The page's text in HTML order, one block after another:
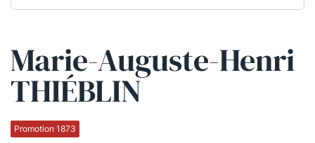
Marie-Auguste-Henri
THIÉBLIN
Promotion 1873
Qui sommes-nous ?
La Conférence
La défense pénale